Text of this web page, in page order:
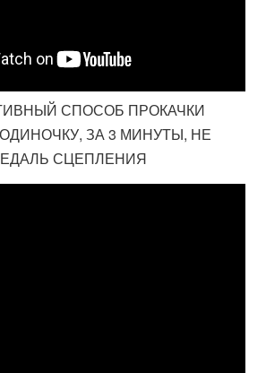
СПОСОБ ПРОКАЧКИ
ЗА 3 МИНУТЫ, НЕ
СЦЕПЛЕНИЯ